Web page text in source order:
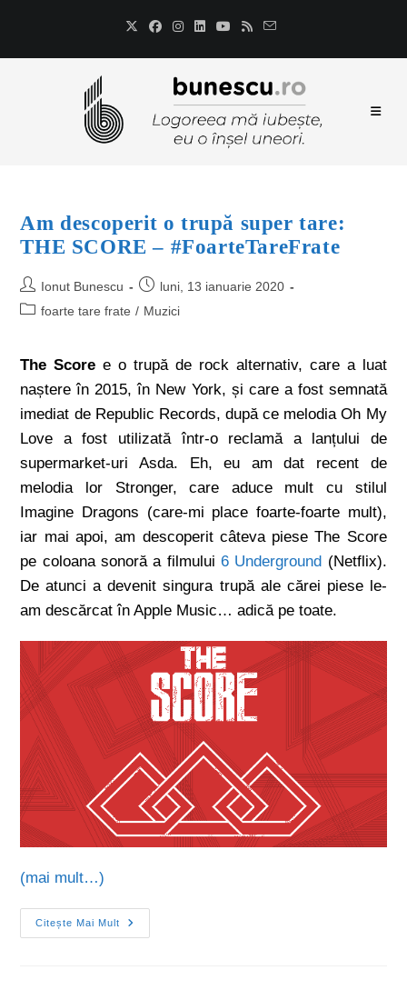
Am descoperit o trupă super tare:
THE SCORE – #FoarteTareFrate
Ionut Bunescu
luni, 13 ianuarie 2020
foarte tare frate / Muzici
The Score e o trupă de rock alternativ, care a luat
naștere în 2015, în New York, și care a fost semnată
imediat de Republic Records, după ce melodia Oh My
Love a fost utilizată într-o reclamă a lanțului de
supermarket-uri Asda. Eh, eu am dat recent de
melodia lor Stronger, care aduce mult cu stilul
Imagine Dragons (care-mi place foarte-foarte mult),
iar mai apoi, am descoperit câteva piese The Score
pe coloana sonoră a filmului 6 Underground (Netflix).
De atunci a devenit singura trupă ale cărei piese le-
am descărcat în Apple Music… adică pe toate.
(mai mult…)
Citește Mai Mult